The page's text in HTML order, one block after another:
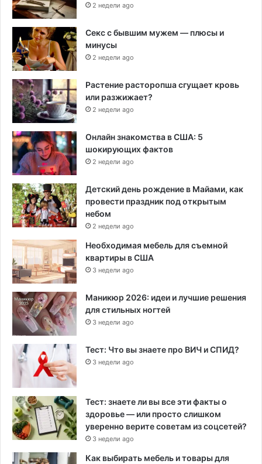
2 недели ago
Секс с бывшим мужем — плюсы и
минусы
2 недели ago
Растение расторопша сгущает кровь
или разжижает?
2 недели ago
Онлайн знакомства в США: 5
шокирующих фактов
2 недели ago
Детский день рождение в Майами, как
провести праздник под открытым
небом
2 недели ago
Необходимая мебель для съемной
квартиры в США
3 недели ago
Маникюр 2026: идеи и лучшие решения
для стильных ногтей
3 недели ago
Тест: Что вы знаете про ВИЧ и СПИД?
3 недели ago
Тест: знаете ли вы все эти факты о
здоровье — или просто слишком
уверенно верите советам из соцсетей?
3 недели ago
Как выбирать мебель и товары для